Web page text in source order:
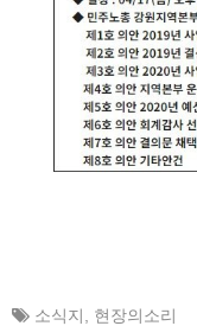
소식지 현장의소리